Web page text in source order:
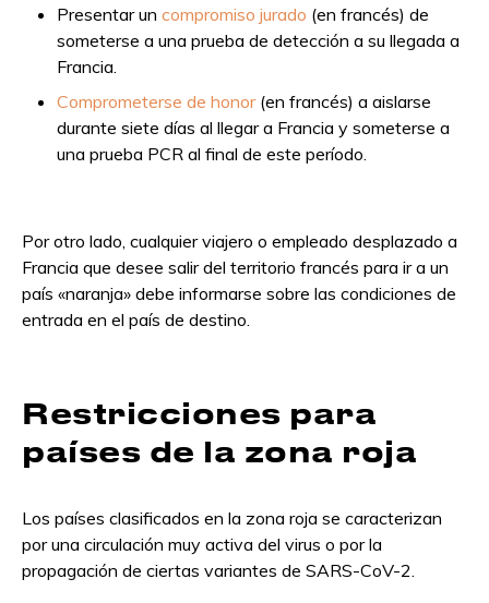
Presentar un compromiso jurado (en francés) de
someterse a una prueba de detección a su llegada a
Francia.
Comprometerse de honor(en francés) a aislarse
durante siete días al llegar a Francia y someterse a
una prueba PCR al final de este período.
Por otro lado, cualquier viajero o empleado desplazado a
Francia que desee salir del territorio francés para ir a un
país «naranja» debe informarse sobre las condiciones de
entrada en el país de destino.
Restricciones para
países de la zona roja
Los países clasificados en la zona roja se caracterizan
por una circulación muy activa del virus o por la
propagación de ciertas variantes de SARS-CoV-2.